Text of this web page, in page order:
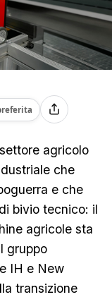
agricolo
che
e che
bivio tecnico: il
agricole sta
gruppo
IH e New
transizione